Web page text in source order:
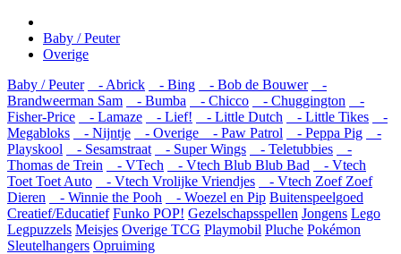
Baby / Peuter
Overige
Baby / Peuter
- Abrick - Bing - Bob de Bouwer
-
Brandweerman Sam
- Bumba - Chicco - Chuggington
-
Fisher-Price
- Lamaze - Lief! - Little Dutch - Little Tikes
-
Megabloks
- Nijntje - Overige - Paw Patrol - Peppa Pig
-
Playskool
- Sesamstraat - Super Wings - Teletubbies
-
Thomas de Trein
- VTech - Vtech Blub Blub Bad
- Vtech
Toet Toet Auto
- Vtech Vrolijke Vriendjes
- Vtech Zoef Zoef
Dieren
- Winnie the Pooh - Woezel en Pip Buitenspeelgoed
Creatief/Educatief Funko POP! Gezelschapsspellen Jongens Lego
Legpuzzels Meisjes Overige TCG Playmobil Pluche Pokémon
Sleutelhangers Opruiming